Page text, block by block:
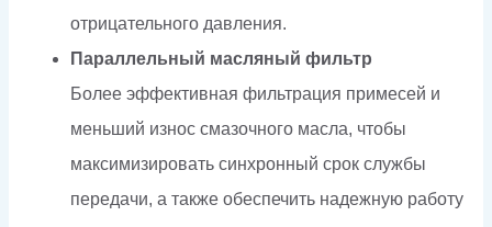
отрицательного давления.
Параллельный масляный фильтр
Более эффективная фильтрация примесей и
меньший износ смазочного масла, чтобы
максимизировать синхронный срок службы
передачи, а также обеспечить надежную работу